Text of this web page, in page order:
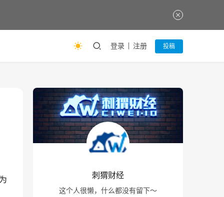
登录 注册 投稿
刺猬财经
这个人很懒，什么都没有留下～